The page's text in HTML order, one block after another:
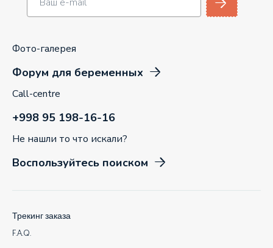
Фото-галерея
Форум для беременных
Call-centre
+998 95 198-16-16
Не нашли то что искали?
Воспользуйтесь поиском
Трекинг заказа
F.A.Q.